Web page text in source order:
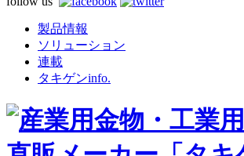
製品情報
ソリューション
連載
タキゲンinfo.